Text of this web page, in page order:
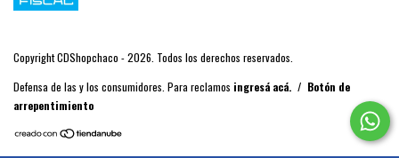
Copyright CDShopchaco - 2026. Todos los derechos reservados.
Defensa de las y los consumidores. Para reclamos ingresá acá. / Botón de
arrepentimiento